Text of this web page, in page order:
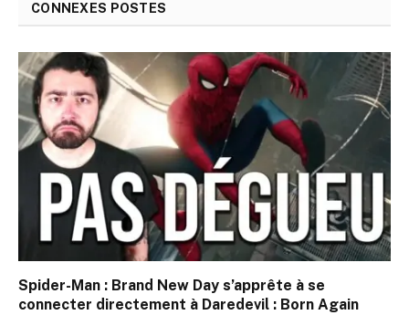
CONNEXES POSTES
Spider-Man : Brand New Day s’apprête à se
connecter directement à Daredevil : Born Again